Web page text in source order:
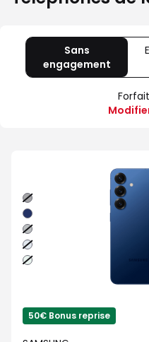
Sans
engagement
80
Go
5G
Noir
absolu
Bleu
nuit
Gris
Bleu
clair
Vert
d'eau
50€ Bonus reprise